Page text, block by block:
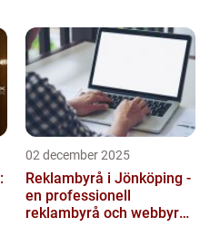
att en...
02 december 2025
Reklambyrå i Jönköping -
en professionell
reklambyrå och webbyrå